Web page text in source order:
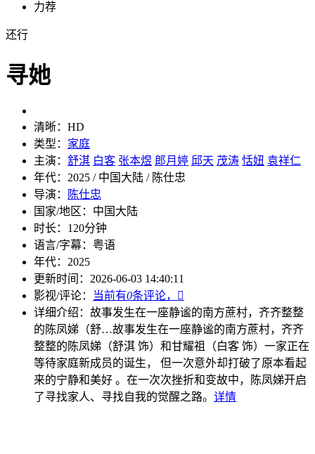
力荐
还行
寻她
清晰： HD
类型： 家庭
主演： 舒淇 白客 张本煜 郎月婷 邱天 茂涛 恬妞 袁祥仁
年代： 2025 / 中国大陆 / 陈仕忠
导演：
陈仕忠
国家/地区： 中国大陆
时长： 120分钟
语言/字幕： 粤语
年代： 2025
更新时间： 2026-06-03 14:40:11
影视/评论：
当前有0条评论，

详细介绍： 故事发生在一座静谧的南方蔗村，齐齐整整
的陈凤娣（舒…故事发生在一座静谧的南方蔗村，齐齐
整整的陈凤娣（舒淇 饰）和甘耀祖（白客 饰）一家正在
等待家庭新成员的诞生， 但一次意外却打破了原本看起
来的宁静和美好 。在一次次挫折和变故中，陈凤娣开启
了寻找家人、寻找自我的觉醒之路。 详情